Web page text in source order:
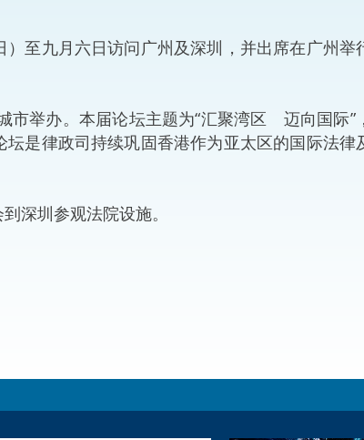
Tiếng Việt (越南语)
九月六日访问广州及深圳，并出席在广州举
举办。本届论坛主题为“汇聚湾区 迈向国际”
是律政司持续巩固香港作为亚太区的国际法律
圳参观法院设施。